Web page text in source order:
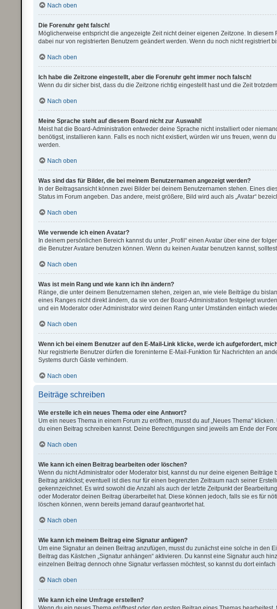
Nach oben
Die Forenuhr geht falsch!
Möglicherweise entspricht die angezeigte Zeit nicht deiner eigenen Zeitzone. In
dabei nur von registrierten Benutzern geändert werden. Wenn du noch nicht registriert
Nach oben
Ich habe die Zeitzone eingestellt, aber die Forenuhr geht immer noch falsch!
Wenn du dir sicher bist, dass du die Zeitzone richtig eingestellt hast und die Zeit
Nach oben
Meine Sprache steht auf diesem Board nicht zur Auswahl!
Meist hat die Board-Administration entweder deine Sprache nicht installiert oder
benötigst, installieren kann. Falls es noch nicht existiert, würden wir uns freuen, wenn
werden.
Nach oben
Was sind das für Bilder, die bei meinem Benutzernamen angezeigt werden?
In der Beitragsansicht können zwei Bilder bei deinem Benutzernamen stehen. Eines
Status im Forum angeben. Das andere, meist größere, Bild wird auch als „Avatar“
Nach oben
Wie verwende ich einen Avatar?
In deinem persönlichen Bereich kannst du unter „Profil“ einen Avatar über eine der
die Benutzer Avatare benutzen können. Wenn du keinen Avatar benutzen kannst,
Nach oben
Was ist mein Rang und wie kann ich ihn ändern?
Ränge, die unter deinem Benutzernamen stehen, zeigen an, wie viele Beiträge du
eines Ranges nicht direkt ändern, da sie von der Board-Administration festgelegt
und ein Moderator oder Administrator wird deinen Rang unter Umständen einfach
Nach oben
Wenn ich bei einem Benutzer auf den E-Mail-Link klicke, werde ich aufgefordert,
Nur registrierte Benutzer dürfen die foreninterne E-Mail-Funktion für Nachrichten an
Systems durch Gäste verhindern.
Nach oben
Beiträge schreiben
Wie erstelle ich ein neues Thema oder eine Antwort?
Um ein neues Thema in einem Forum zu eröffnen, musst du auf „Neues Thema“
du einen Beitrag schreiben kannst. Deine Berechtigungen sind jeweils am Ende der
Nach oben
Wie kann ich einen Beitrag bearbeiten oder löschen?
Wenn du nicht Administrator oder Moderator bist, kannst du nur deine eigenen
Beitrag anklickst; eventuell ist dies nur für einen begrenzten Zeitraum nach seiner
gekennzeichnet. Es wird sowohl die Anzahl als auch der letzte Zeitpunkt der
oder Moderator deinen Beitrag überarbeitet hat. Diese können jedoch, falls sie es für
löschen können, wenn bereits jemand darauf geantwortet hat.
Nach oben
Wie kann ich meinem Beitrag eine Signatur anfügen?
Um eine Signatur an deinen Beitrag anzufügen, musst du zunächst eine solche in
Beitrag das Kästchen „Signatur anhängen“ aktivieren. Du kannst eine Signatur auch
einzelnen Beitrag dennoch ohne Signatur verfassen möchtest, so kannst du dort
Nach oben
Wie kann ich eine Umfrage erstellen?